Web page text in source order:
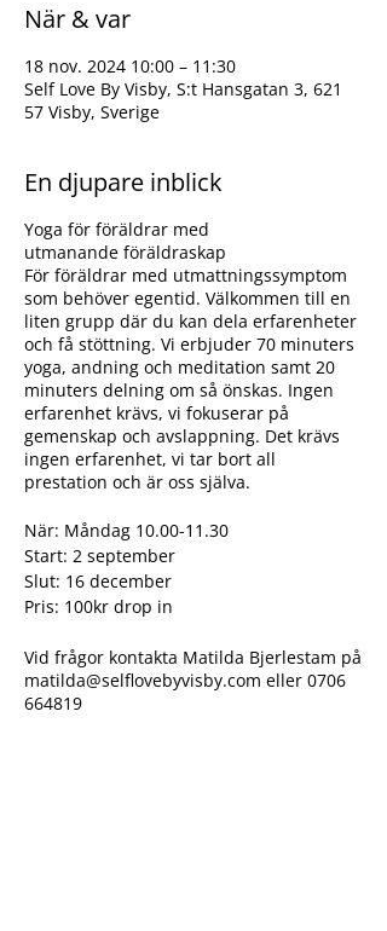
När & var
18 nov. 2024 10:00 – 11:30
Self Love By Visby, S:t Hansgatan 3, 621
57 Visby, Sverige
En djupare inblick
Yoga för föräldrar med
utmanande föräldraskap
För föräldrar med utmattningssymptom
som behöver egentid. Välkommen till en
liten grupp där du kan dela erfarenheter
och få stöttning. Vi erbjuder 70 minuters
yoga, andning och meditation samt 20
minuters delning om så önskas. Ingen
erfarenhet krävs, vi fokuserar på
gemenskap och avslappning. Det krävs
ingen erfarenhet, vi tar bort all
prestation och är oss själva.
När: Måndag 10.00-11.30
Start: 2 september
Slut: 16 december
Pris: 100kr drop in
Vid frågor kontakta Matilda Bjerlestam på
matilda@selflovebyvisby.com eller 0706
664819